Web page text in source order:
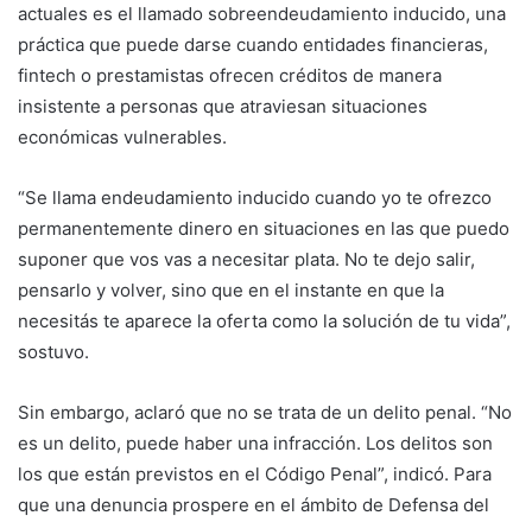
actuales es el llamado sobreendeudamiento inducido, una
práctica que puede darse cuando entidades financieras,
fintech o prestamistas ofrecen créditos de manera
insistente a personas que atraviesan situaciones
económicas vulnerables.
“Se llama endeudamiento inducido cuando yo te ofrezco
permanentemente dinero en situaciones en las que puedo
suponer que vos vas a necesitar plata. No te dejo salir,
pensarlo y volver, sino que en el instante en que la
necesitás te aparece la oferta como la solución de tu vida”,
sostuvo.
Sin embargo, aclaró que no se trata de un delito penal. “No
es un delito, puede haber una infracción. Los delitos son
los que están previstos en el Código Penal”, indicó. Para
que una denuncia prospere en el ámbito de Defensa del